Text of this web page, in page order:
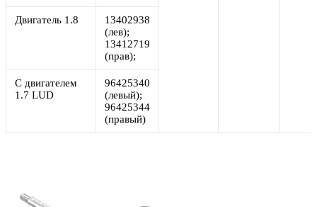
Двигатель 1.8
13402938
(лев);
13412719
(прав);
С двигателем
1.7 LUD
96425340
(левый);
96425344
(правый)